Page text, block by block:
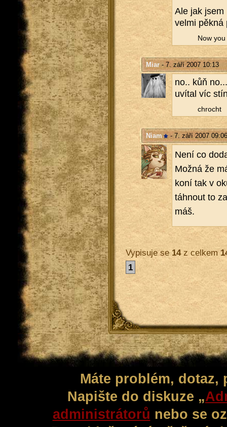
Ale jak jsem
velmi pěkná
Now
Miar- 7. září 2007 10:13
no.. kůň
uví­tal víc
chrocht
Niam - 7. září 2007 09:06
Není co
Možná že
koní tak v
táh­nout to
máš.
Vypisuje se14z celkem
1
Máte problém,
Napište do diskuze „
administrátorů nebo se